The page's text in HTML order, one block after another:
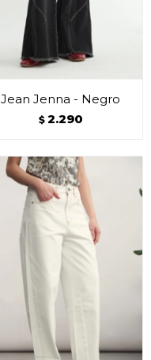
Jean Jenna - Negro
$ 2.290